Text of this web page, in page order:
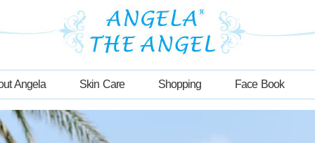
Angela Skin Care Shopping Face Book